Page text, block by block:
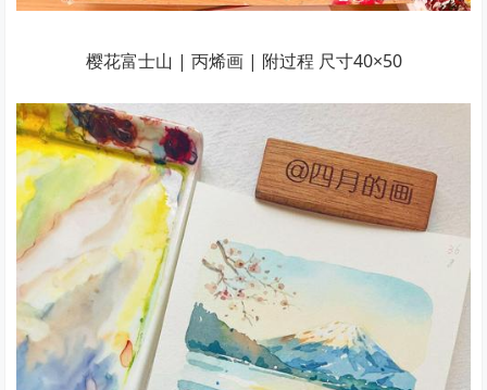
樱花富士山 | 丙烯画 | 附过程 尺寸40×50